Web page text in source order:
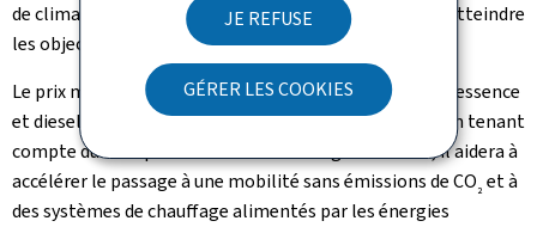
JE REFUSE
GÉRER LES COOKIES
de climat du Luxembourg" (PNEC) qui a comme but d'atteindre
les objectifs de l'accord de Paris.
Le prix minimal du carbone s'applique aux carburants (essence
et diesel), ainsi qu'au mazout de chauffage et au gaz. En tenant
compte du coût pour le climat des énergies fossiles, il aidera à
accélérer le passage à une mobilité sans émissions de CO2 et à
des systèmes de chauffage alimentés par les énergies